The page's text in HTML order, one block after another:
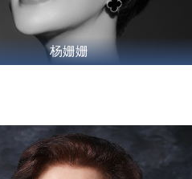
杨姗姗